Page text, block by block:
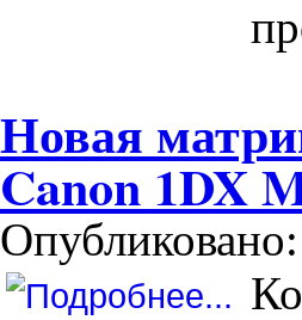
Новая
Canon 1DX